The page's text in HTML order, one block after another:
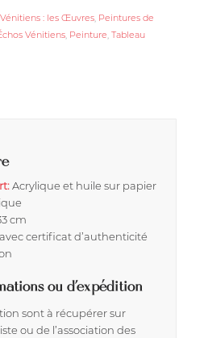
: les Œuvres, Peintures de
Vénitiens, Peinture, Tableau
Acrylique et huile sur papier
cm
certificat d’authenticité
ou d’expédition
sont à récupérer sur
ou de l’association des